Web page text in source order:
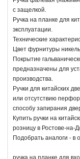
с защелкой.
Ручка на планке для
эксплуатации.
Технические
Цвет фурнитуры
Покрытие
предназначены для
производства.
Ручки для китайских
или отсутствию
способу запирания
Купить ручки на
розницу в Ростове-на-
Подобрать аналоги - в
ручка на планке для